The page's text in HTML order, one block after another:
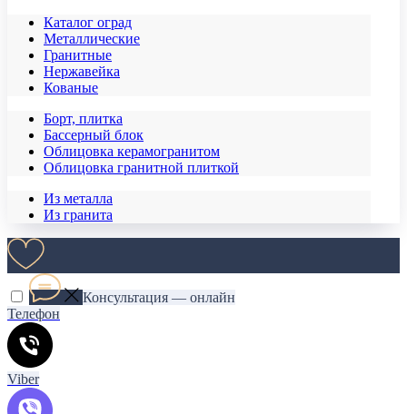
Каталог оград
Металлические
Гранитные
Нержавейка
Кованые
Борт, плитка
Бассерный блок
Облицовка керамогранитом
Облицовка гранитной плиткой
Из металла
Из гранита
Консультация — онлайн
Телефон
Viber